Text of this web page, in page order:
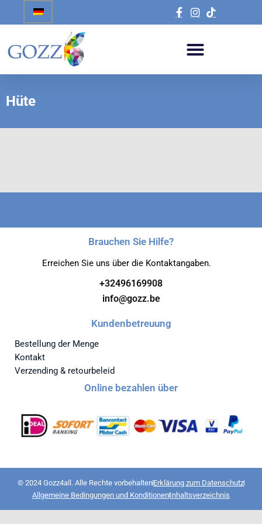
Hüte
Brauchen Sie Hilfe?
Erreichen Sie uns über die Kontaktangaben.
+32496169908
info@gozz.be
Kundenbetreuung
Bestellung der Menge
Kontakt
Verzending & retourbeleid
Online bezahlen über
© 2024 Gozz4all. Alle Rechte vorbehaltenErklärung zum Datenschutz
Allgemeine Bedingungen und KonditionenInhaltsverzeichnis